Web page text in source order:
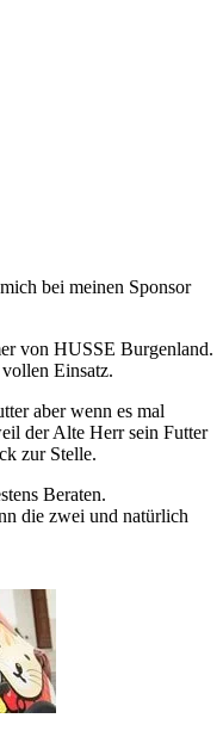
bei meinen Sponsor
von HUSSE Burgenland.
Einsatz.
aber wenn es mal
der Alte Herr sein Futter
zur Stelle.
Beraten.
die zwei und natürlich